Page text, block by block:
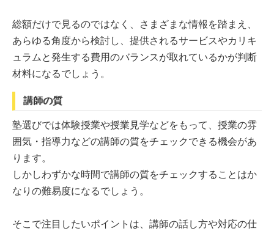
総額だけで見るのではなく、さまざまな情報を踏まえ、
あらゆる角度から検討し、提供されるサービスやカリキ
ュラムと発生する費用のバランスが取れているかが判断
材料になるでしょう。
講師の質
塾選びでは体験授業や授業見学などをもって、授業の雰
囲気・指導力などの講師の質をチェックできる機会があ
ります。
しかしわずかな時間で講師の質をチェックすることはか
なりの難易度になるでしょう。
そこで注目したいポイントは、講師の話し方や対応の仕